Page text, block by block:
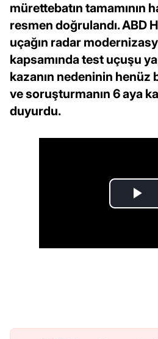
mürettebatın tamamının
resmen doğrulandı. ABD
uçağın radar
kapsamında test uçuşu
kazanın nedeninin henüz
ve soruşturmanın 6 aya
duyurdu.